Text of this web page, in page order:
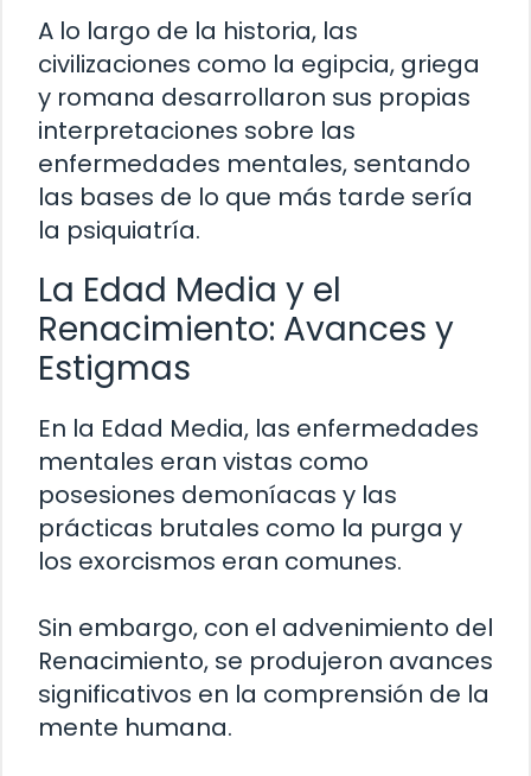
A lo largo de la historia, las
civilizaciones como la egipcia, griega
y romana desarrollaron sus propias
interpretaciones sobre las
enfermedades mentales, sentando
las bases de lo que más tarde sería
la psiquiatría.
La Edad Media y el
Renacimiento: Avances y
Estigmas
En la Edad Media, las enfermedades
mentales eran vistas como
posesiones demoníacas y las
prácticas brutales como la purga y
los exorcismos eran comunes.
Sin embargo, con el advenimiento del
Renacimiento, se produjeron avances
significativos en la comprensión de la
mente humana.